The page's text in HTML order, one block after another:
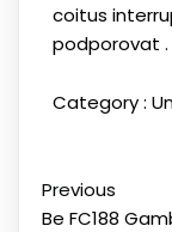
coitus
podporovat .
Category :
Previous
Be FC188